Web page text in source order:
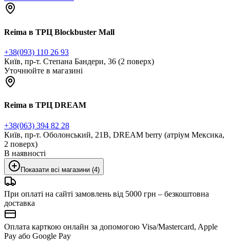
Reima в ТРЦ Blockbuster Mall
+38(093) 110 26 93
Київ, пр-т. Степана Бандери, 36 (2 поверх)
Уточнюйте в магазині
Reima в ТРЦ DREAM
+38(063) 394 82 28
Київ, пр-т. Оболонський, 21В, DREAM berry (атріум Мексика,
2 поверх)
В наявності
Показати всі магазини (4)
При оплаті на сайті замовлень від 5000 грн – безкоштовна
доставка
Оплата карткою онлайн за допомогою Visa/Mastercard, Apple
Pay або Google Pay